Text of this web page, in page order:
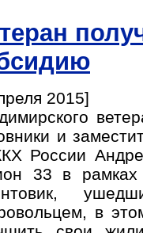
2015]
и
России
33 в рамках
в